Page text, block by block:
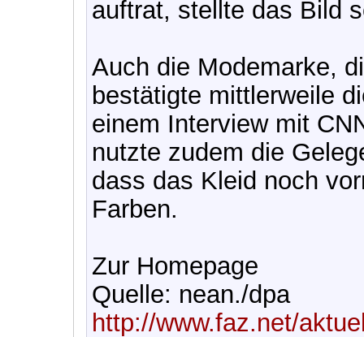
auftrat, stellte das Bild
Auch die Modemarke,
bestätigte mittlerweile
einem Interview mit
nutzte zudem die
dass das Kleid noch
Farben.
Zur Homepage
Quelle: nean./dpa
http://www.faz.net/